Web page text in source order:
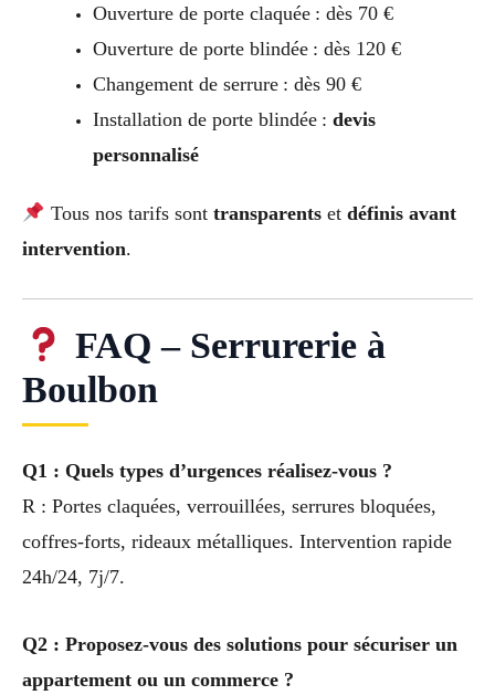
Ouverture de porte claquée : dès 70 €
Ouverture de porte blindée : dès 120 €
Changement de serrure : dès 90 €
Installation de porte blindée : devis
personnalisé
Tous nos tarifs sont transparentset définis avant
intervention.
FAQ – Serrurerie à
Boulbon
Q1 : Quels types d’urgences réalisez-vous ?
R : Portes claquées, verrouillées, serrures bloquées,
coffres-forts, rideaux métalliques. Intervention rapide
24h/24, 7j/7.
Q2 : Proposez-vous des solutions pour sécuriser un
appartement ou un commerce ?